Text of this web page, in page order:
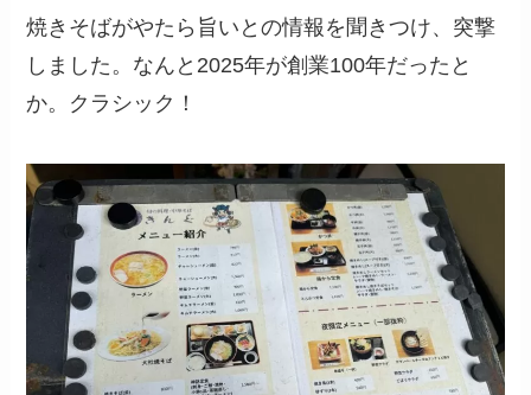
焼きそばがやたら旨いとの情報を聞きつけ、突撃
しました。なんと2025年が創業100年だったと
か。クラシック！